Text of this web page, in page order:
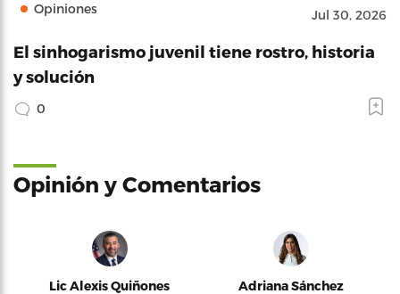
Opiniones Jul 30, 2026
El sinhogarismo juvenil tiene rostro, historia
y solución
0
Opinión y Comentarios
Lic Alexis Quiñones Adriana Sánchez